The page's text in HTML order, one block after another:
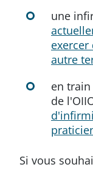
une
autre
en
de
Si vous